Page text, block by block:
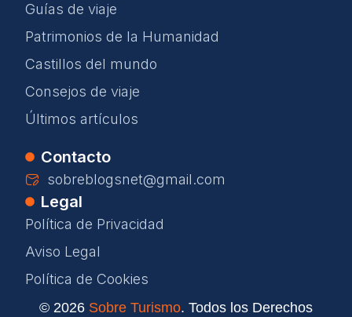
Guías de viaje
Patrimonios de la Humanidad
Castillos del mundo
Consejos de viaje
Últimos artículos
Contacto
sobreblogsnet@gmail.com
Legal
Política de Privacidad
Aviso Legal
Política de Cookies
© 2026 Sobre Turismo. Todos los Derechos